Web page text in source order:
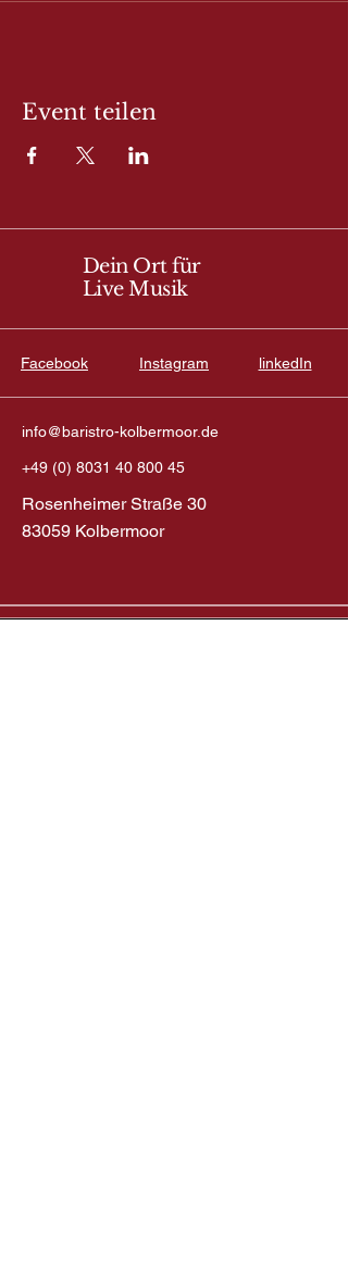
Event teilen
Dein Ort für
Live Musik
Facebook Instagram linkedIn
info@baristro-kolbermoor.de
+49 (0) 8031 40 800 45
Rosenheimer Straße 30
83059 Kolbermoor